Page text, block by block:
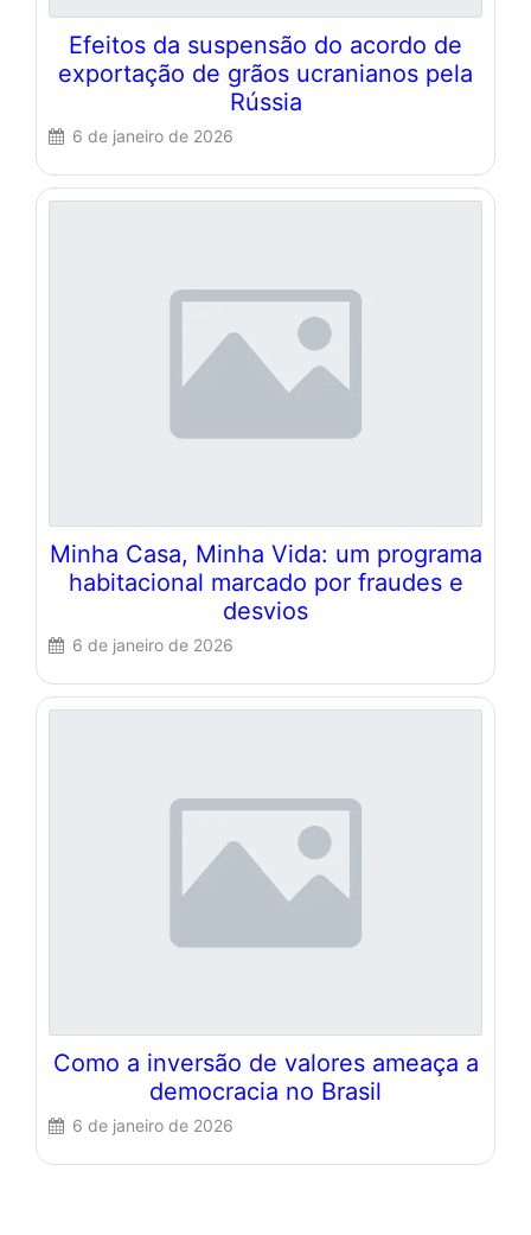
Efeitos da suspensão do acordo de
exportação de grãos ucranianos pela
Rússia
6 de janeiro de 2026
Minha Casa, Minha Vida: um programa
habitacional marcado por fraudes e
desvios
6 de janeiro de 2026
Como a inversão de valores ameaça a
democracia no Brasil
6 de janeiro de 2026